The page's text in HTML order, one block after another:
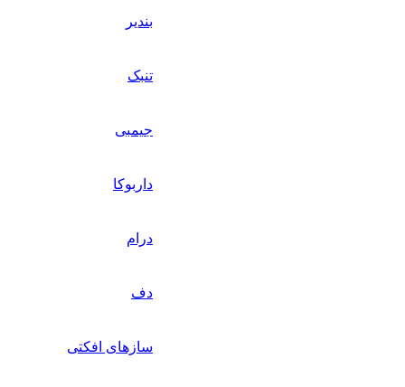
بندیر
تنبک
جیمبی
داربوکا
درام
دف
سازهای افکتی